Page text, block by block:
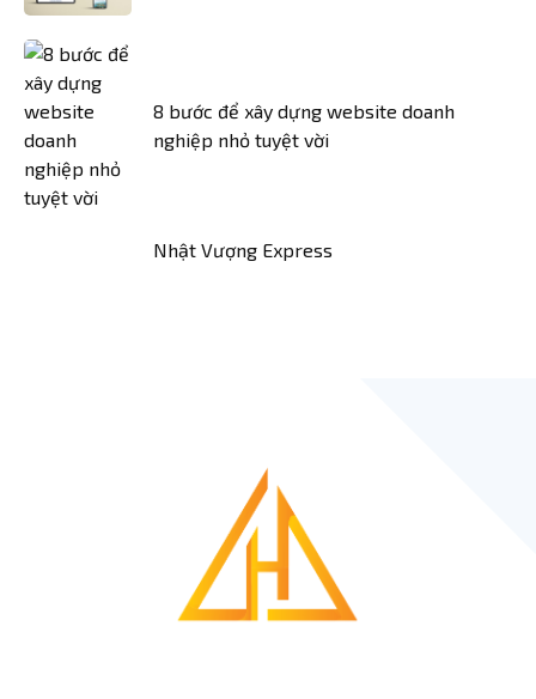
8 bước để xây dựng website doanh
nghiệp nhỏ tuyệt vời
Nhật Vượng Express